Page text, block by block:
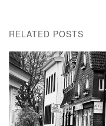
RELATED POSTS